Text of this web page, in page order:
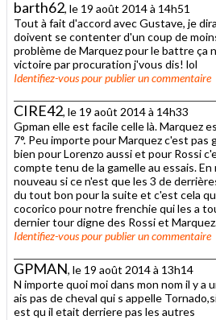
barth62, le 19 août 2014 à 14h51
Tout à fait d'accord avec Gustave, je
doivent se contenter d'un coup de
problème de Marquez pour le battre ça
victoire par procuration j'vous dis! lol
Identifiez-vouspour publier un commentaire
CIRE42, le 19 août 2014 à 14h33
Gpman elle est facile celle là. Marquez
7°. Peu importe pour Marquez c'est pas
bien pour Lorenzo aussi et pour Rossi
compte tenu de la gamelle au essais.
nouveau si ce n'est que les 3 de
du tout bon pour la suite et c'est cela
cocorico pour notre frenchie qui les a
dernier tour digne des Rossi et
Identifiez-vouspour publier un commentaire
GPMAN, le 19 août 2014 à 13h14
N importe quoi moi dans mon nom il y a
ais pas de cheval qui s appelle
est qu il etait derriere pas les autres